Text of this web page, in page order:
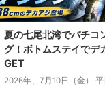
夏の七尾北湾でバチコ
グ！ボトムステイでデ
GET
2026年、7月10日（金）